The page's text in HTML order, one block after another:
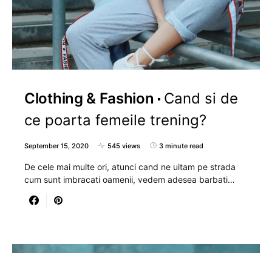
Clothing & Fashion
Cand si de
ce poarta femeile trening?
September 15, 2020 545 views 3 minute read
De cele mai multe ori, atunci cand ne uitam pe strada
cum sunt imbracati oamenii, vedem adesea barbati…